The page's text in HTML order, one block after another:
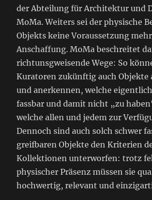
der Abteilung für Architektur und
MoMa. Weiters sei der physische
Objekts keine Voraussetzung
Anschaffung. MoMa beschreitet
richtunsgweisende Wege: So
Kuratoren zukünftig auch Objekte
und anerkennen, welche
fassbar und damit nicht „zu
welche allen und jedem zur
Dennoch sind auch solch schwer
greifbaren Objekte den Kriterien
Kollektionen unterworfen: trotz
physischer Präsenz müssen sie
hochwertig, relevant und